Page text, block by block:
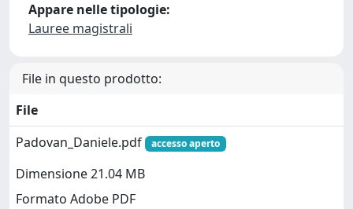
Appare nelle tipologie:
Lauree magistrali
File in questo prodotto:
File
Padovan_Daniele.pdf
accesso aperto
Dimensione 21.04 MB
Formato Adobe PDF